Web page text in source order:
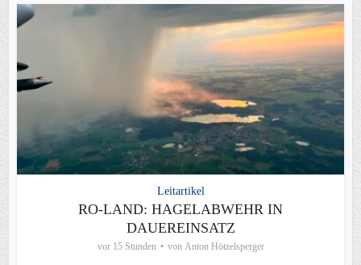
Leitartikel
RO-LAND: HAGELABWEHR IN
DAUEREINSATZ
vor 15 Stunden von Anton Hötzelsperger